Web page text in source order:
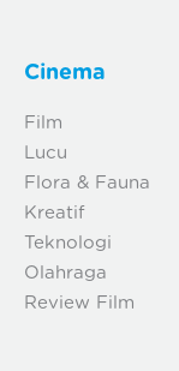
Cinema
Film
Lucu
Flora & Fauna
Kreatif
Teknologi
Olahraga
Review Film